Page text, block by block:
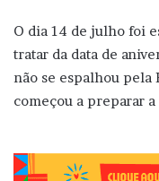
O dia 14 de julho foi
tratar da data de
não se espalhou pela
começou a preparar a